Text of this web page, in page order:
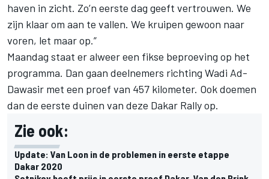
haven in zicht. Zo’n eerste dag geeft vertrouwen. We
zijn klaar om aan te vallen. We kruipen gewoon naar
voren, let maar op.”
Maandag staat er alweer een fikse beproeving op het
programma. Dan gaan deelnemers richting Wadi Ad-
Dawasir met een proef van 457 kilometer. Ook doemen
dan de eerste duinen van deze Dakar Rally op.
Zie ook:
Update: Van Loon in de problemen in eerste etappe
Dakar 2020